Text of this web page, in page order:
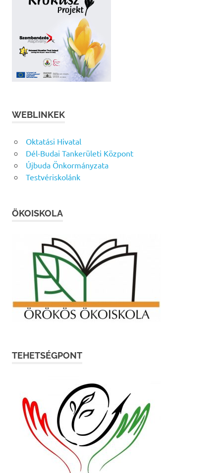
WEBLINKEK
Oktatási Hivatal
Dél-Budai Tankerületi Központ
Újbuda Önkormányzata
Testvériskolánk
ÖKOISKOLA
TEHETSÉGPONT